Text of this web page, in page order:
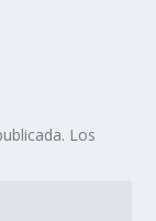
Los